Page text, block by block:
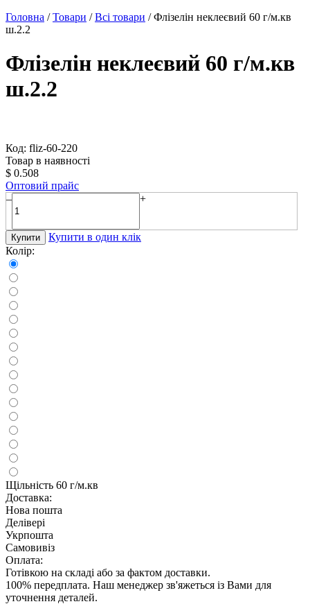
Головна /Товари /Всі товари /Флізелін неклеєвий 60 г/м.кв
ш.2.2
Флізелін неклеєвий 60 г/м.кв
ш.2.2
Код: fliz-60-220
Товар в наявності
$ 0.508
Оптовий прайс
–
+
Купити
Купити в один клік
Колір:
Щільність 60 г/м.кв
Доставка:
Нова пошта
Делівері
Укрпошта
Самовивіз
Оплата:
Готівкою на складі або за фактом доставки.
100% передплата. Наш менеджер зв'яжеться із Вами для
уточнення деталей.